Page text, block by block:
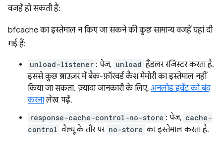
वजहें हो सकती हैं:
bfcache का इस्तेमाल न किए जा सकने की कुछ सामान्य वजहें यहां दी
गई हैं:
unload-listener : पेज, unload हैंडलर रजिस्टर करता है.
इससे कुछ ब्राउज़र में बैक-फ़ॉरवर्ड कैश मेमोरी का इस्तेमाल नहीं
किया जा सकता. ज़्यादा जानकारी के लिए, अनलोड इवेंट को बंद
करनालेख पढ़ें.
response-cache-control-no-store : पेज, cache-
control वैल्यू के तौर पर no-store का इस्तेमाल करता है.